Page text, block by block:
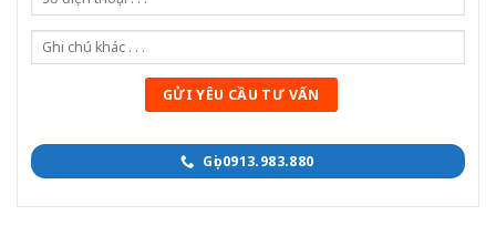
Gọi 0913.983.880